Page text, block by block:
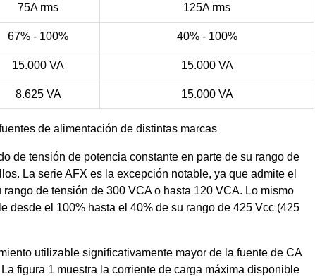
75A rms 125A rms
67% - 100% 40% - 100%
15.000 VA 15.000 VA
8.625 VA 15.000 VA
de alimentación de distintas marcas
de tensión de potencia constante en parte de su rango de
La serie AFX es la excepción notable, ya que admite el
de tensión de 300 VCA o hasta 120 VCA. Lo mismo
desde el 100% hasta el 40% de su rango de 425 Vcc (425
utilizable significativamente mayor de la fuente de CA
figura 1 muestra la corriente de carga máxima disponible